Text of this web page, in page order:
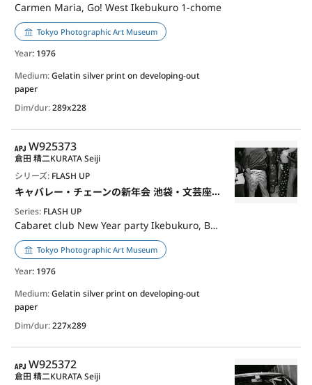
Carmen Maria, Go! West Ikebukuro 1-chome
Tokyo Photographic Art Museum
Year: 1976
Medium:Gelatin silver print on developing-out
paper
Dim/dur:289x228
APJ
W925373
キャバレー・チェーンの新年会 池袋・文芸座通り
シリーズ: FLASH UP
Cabaret club New Year party Ikebukuro, Bungeiza Street
Series: FLASH UP
倉田 精二KURATA Seiji
Tokyo Photographic Art Museum
Year: 1976
Medium:Gelatin silver print on developing-out
paper
Dim/dur:227x289
APJ
W925372
倉田 精二KURATA Seiji